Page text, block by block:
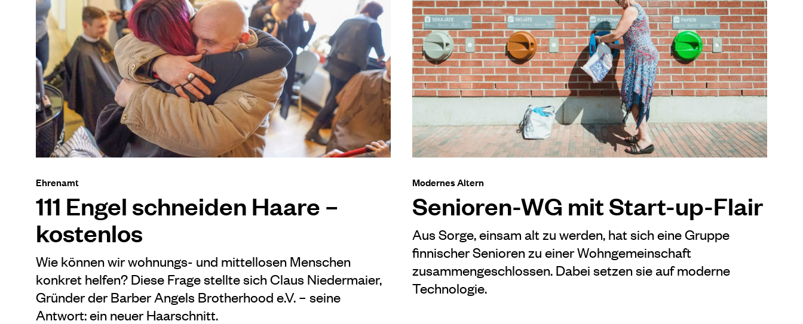
Ehrenamt
111 Engel schneiden Haare –
kostenlos
Wie können wir wohnungs- und mittellosen Menschen
konkret helfen? Diese Frage stellte sich Claus Niedermaier,
Gründer der Barber Angels Brotherhood e.V. – seine
Antwort: ein neuer Haarschnitt.
Modernes Altern
Senioren-WG mit Start-up-Flair
Aus Sorge, einsam alt zu werden, hat sich eine Gruppe
finnischer Senioren zu einer Wohngemeinschaft
zusammengeschlossen. Dabei setzen sie auf moderne
Technologie.